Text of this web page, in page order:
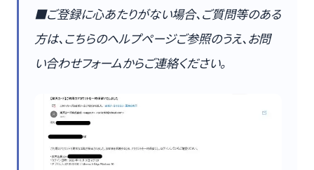
■ご登録に心あたりがない場合、ご質問等のある
方は、こちらのヘルプページご参照のうえ、お問
い合わせフォームからご連絡ください。